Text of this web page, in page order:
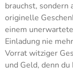
brauchst, sondern
originelle
einem
Einladung nie
Vorrat witziger
und Geld, denn